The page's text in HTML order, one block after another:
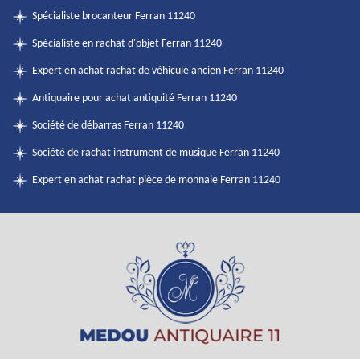
Spécialiste brocanteur Ferran 11240
Spécialiste en rachat d'objet Ferran 11240
Expert en achat rachat de véhicule ancien Ferran 11240
Antiquaire pour achat antiquité Ferran 11240
Société de débarras Ferran 11240
Société de rachat instrument de musique Ferran 11240
Expert en achat rachat pièce de monnaie Ferran 11240